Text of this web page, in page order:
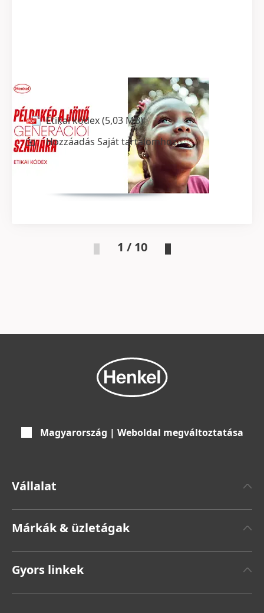
Etikai kódex
Etikai kódex(5,03 MB)
Hozzáadás Saját tartalomhoz
1 / 10
Magyarország | Weboldal megváltoztatása
Vállalat
Sajtóközlemények
Éves jelentés
Márkák & üzletágak
Gyors linkek